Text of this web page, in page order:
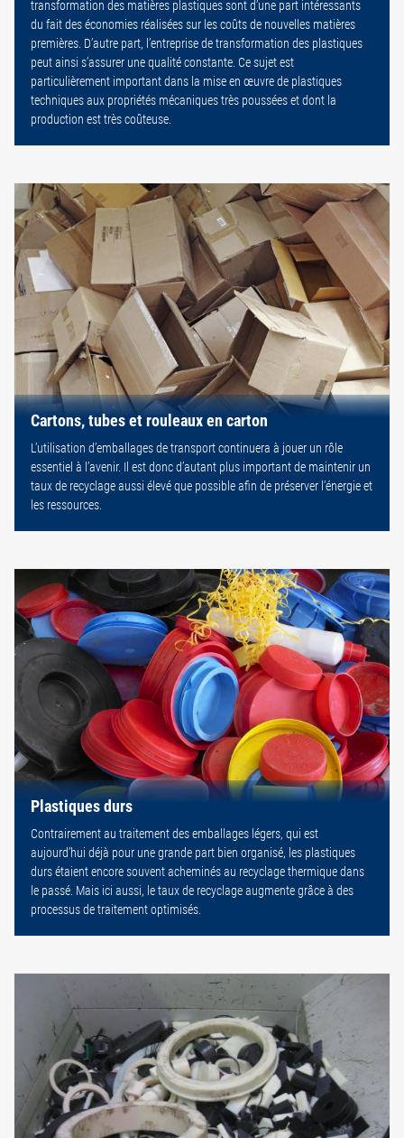
transformation des matières plastiques sont d’une part intéressants
du fait des économies réalisées sur les coûts de nouvelles matières
premières. D’autre part, l’entreprise de transformation des plastiques
peut ainsi s’assurer une qualité constante. Ce sujet est
particulièrement important dans la mise en œuvre de plastiques
techniques aux propriétés mécaniques très poussées et dont la
production est très coûteuse.
Cartons, tubes et rouleaux en carton
L’utilisation d’emballages de transport continuera à jouer un rôle
essentiel à l’avenir. Il est donc d’autant plus important de maintenir un
taux de recyclage aussi élevé que possible afin de préserver l’énergie et
les ressources.
Plastiques durs
Contrairement au traitement des emballages légers, qui est
aujourd’hui déjà pour une grande part bien organisé, les plastiques
durs étaient encore souvent acheminés au recyclage thermique dans
le passé. Mais ici aussi, le taux de recyclage augmente grâce à des
processus de traitement optimisés.